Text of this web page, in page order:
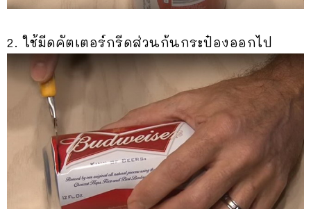
2. ใช้มีดคัตเตอร์กรีดส่วนก้นกระป๋องออกไป